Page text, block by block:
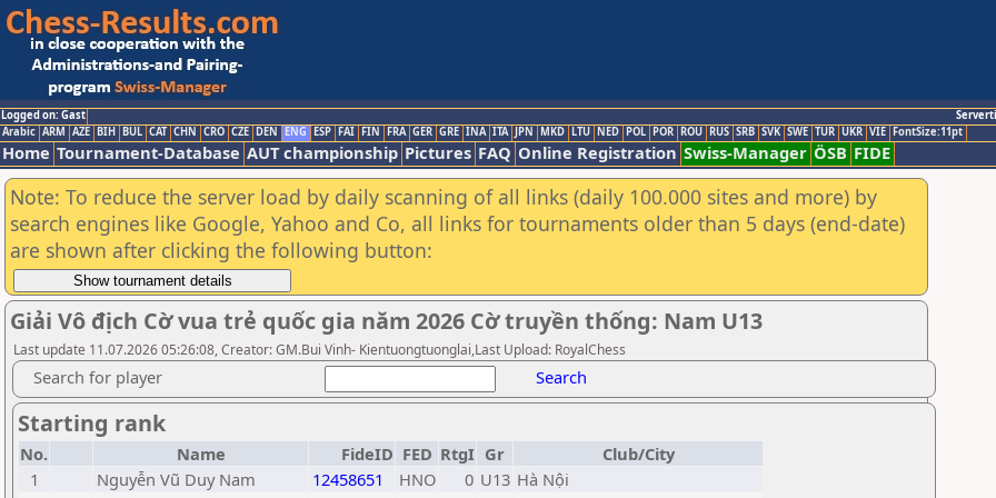
Logged on: Gast
Arabic ARM AZE BIH BUL CAT CHN CRO CZE DEN ENG ESP FAI FIN FRA GER GRE INA ITA JPN MKD LTU NED POL POR ROU RUS SRB SVK SWE TUR UKR VIE FontSize:11pt
Home Tournament-Database AUT championship Pictures FAQ Online Registration Swiss-Manager ÖSB FIDE
Note: To reduce the server load by daily scanning of all links (daily 100.000 sites and more) by
search engines like Google, Yahoo and Co, all links for tournaments older than 5 days (end-date)
are shown after clicking the following button:
Giải Vô địch Cờ vua trẻ quốc gia năm 2026 Cờ truyền thống: Nam U13
Last update 11.07.2026 05:26:08, Creator: GM.Bui Vinh- Kientuongtuonglai,Last Upload: RoyalChess
Search for player Search
Starting rank
No. Name FideID FED RtgI Gr
Club/City
1
Nguyễn Vũ Duy Nam 12458651 HNO 0 U13 Hà Nội